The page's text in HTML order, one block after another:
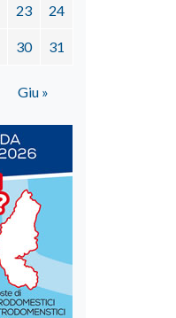
23 24
30 31
Giu »